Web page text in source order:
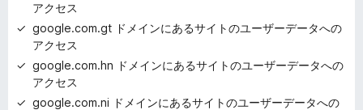
アクセス
google.com.gt ドメインにあるサイトのユーザーデータへの
アクセス
google.com.hn ドメインにあるサイトのユーザーデータへの
アクセス
google.com.ni ドメインにあるサイトのユーザーデータへの